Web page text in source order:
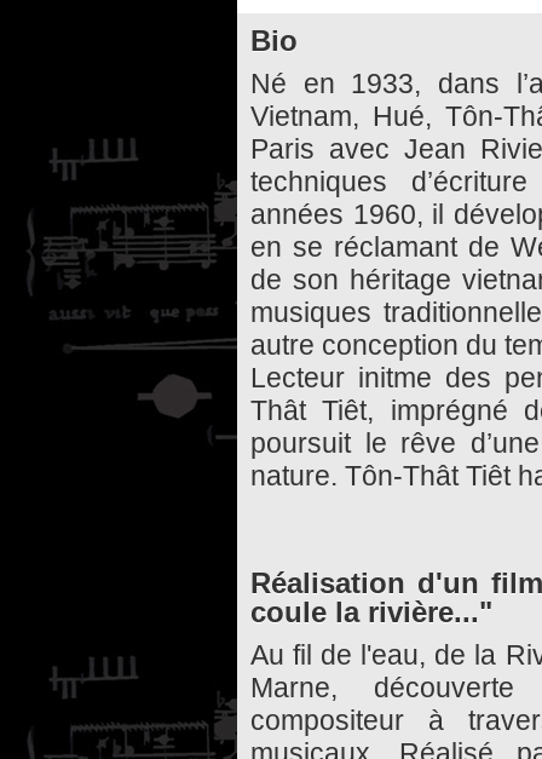
Bio
Né en 1933, dans
Vietnam, Hué, Tôn-
Paris avec Jean
techniques
années 1960, il
en se réclamant de
de son héritage
musiques
autre conception du
Lecteur initme des
Thât Tiêt, imprégné
poursuit le rêve
nature. Tôn-Thât Tiêt
Réalisation d'un
coule la rivière..."
Au fil de l'eau, de la
Marne,
compositeur à